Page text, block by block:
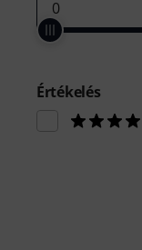
Értékelés